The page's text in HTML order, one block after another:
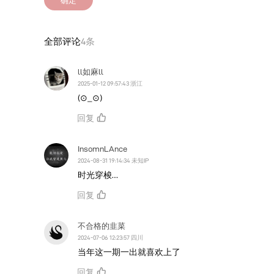
全部评论4条
ll如麻ll
2025-01-12 09:57:43 浙江
(⊙_⊙)
回复
InsomnLAnce
2024-08-31 19:14:34 未知IP
时光穿梭…
回复
不合格的韭菜
2024-07-06 12:23:57 四川
当年这一期一出就喜欢上了
回复